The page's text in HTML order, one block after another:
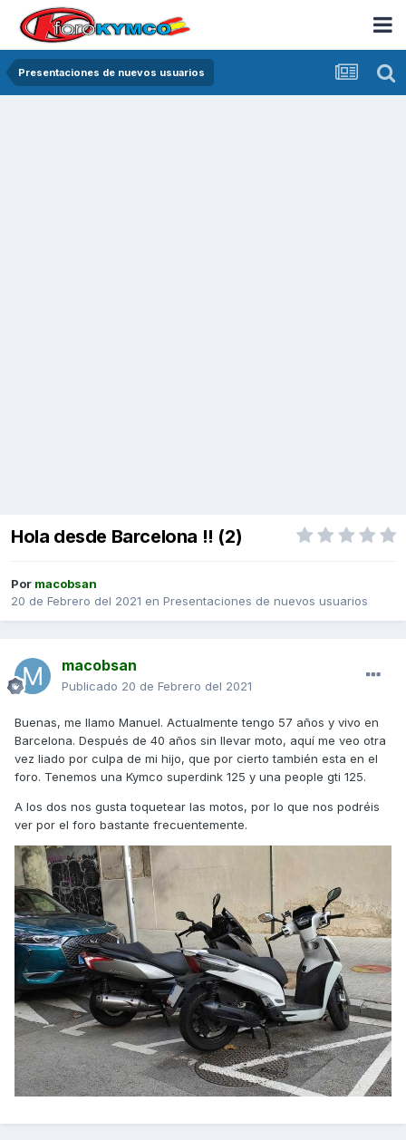
Presentaciones de nuevos usuarios
Hola desde Barcelona !! (2)
Por macobsan
20 de Febrero del 2021 en Presentaciones de nuevos usuarios
macobsan
Publicado 20 de Febrero del 2021
Buenas, me llamo Manuel. Actualmente tengo 57 años y vivo en
Barcelona. Después de 40 años sin llevar moto, aquí me veo otra
vez liado por culpa de mi hijo, que por cierto también esta en el
foro. Tenemos una Kymco superdink 125 y una people gti 125.
A los dos nos gusta toquetear las motos, por lo que nos podréis
ver por el foro bastante frecuentemente.